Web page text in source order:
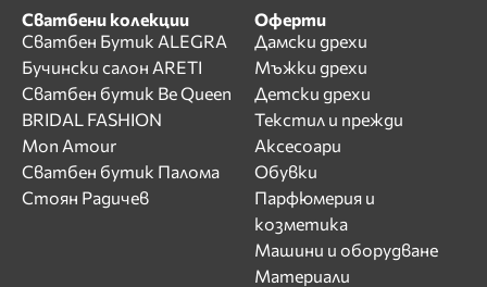
Сватбени колекции
Сватбен Бутик ALEGRA
Бучински салон ARETI
Сватбен бутик Be Queen
BRIDAL FASHION
Mon Amour
Сватбен бутик Палома
Стоян Радичев
Оферти
Дамски дрехи
Мъжки дрехи
Детски дрехи
Текстил и прежди
Аксесоари
Обувки
Парфюмерия и
козметика
Машини и оборудване
Материали